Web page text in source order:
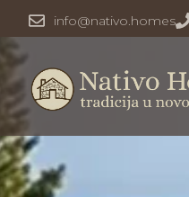
info@nativo.homes